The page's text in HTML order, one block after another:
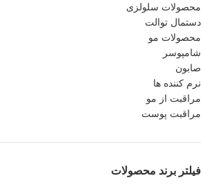
محصولات سلولزی
دستمال توالت
محصولات مو
شامپوسر
صابون
نرم کننده ها
مراقبت از مو
مراقبت پوست
فیلتر برند محصولات